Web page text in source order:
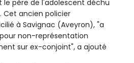
le père de l'adolescent déchu
Cet ancien policier
à Savignac (Aveyron), "a
non-représentation
sur ex-conjoint", a ajouté